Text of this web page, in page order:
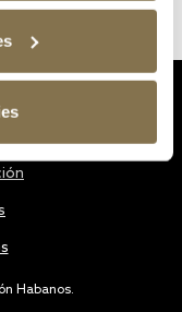
Habanos.